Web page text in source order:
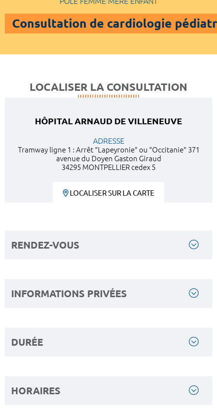
Consultation de cardiologie
LOCALISER LA CONSULTATION
HÔPITAL ARNAUD DE VILLENEUVE
ADRESSE
Tramway ligne 1 : Arrêt "Lapeyronie" ou "Occitanie" 371
avenue du Doyen Gaston Giraud
34295 MONTPELLIER cedex 5
LOCALISER SUR LA CARTE
RENDEZ-VOUS
INFORMATIONS PRIVÉES
DURÉE
HORAIRES